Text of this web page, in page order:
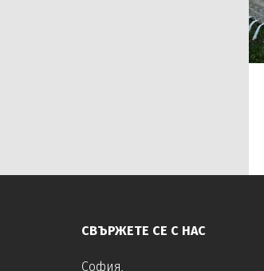
СВЪРЖЕТЕ СЕ С НАС
София,